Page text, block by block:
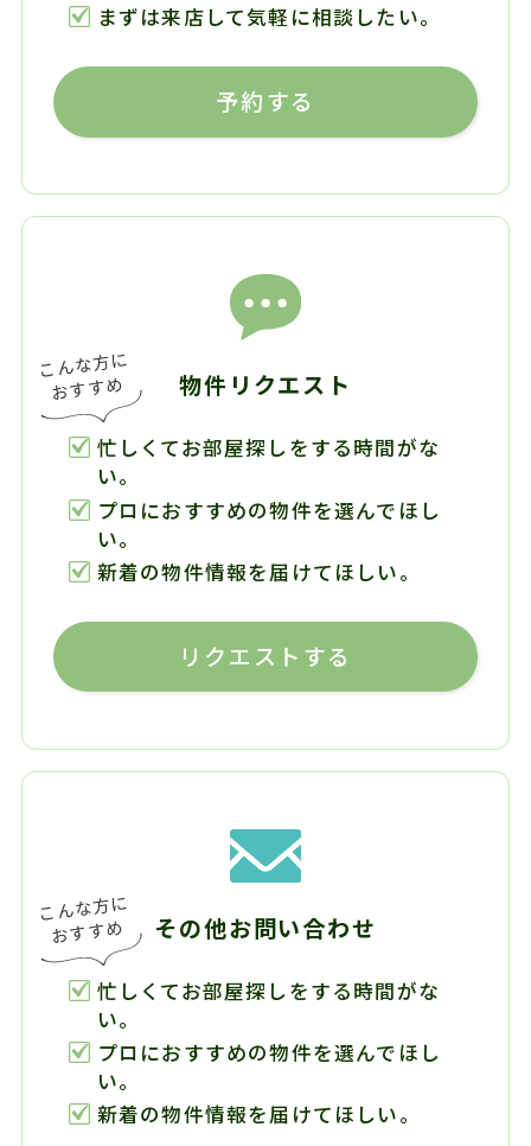
まずは来店して気軽に相談したい。
予約する
物件リクエスト
忙しくてお部屋探しをする時間がな
い。
プロにおすすめの物件を選んでほし
い。
新着の物件情報を届けてほしい。
リクエストする
その他お問い合わせ
忙しくてお部屋探しをする時間がな
い。
プロにおすすめの物件を選んでほし
い。
新着の物件情報を届けてほしい。